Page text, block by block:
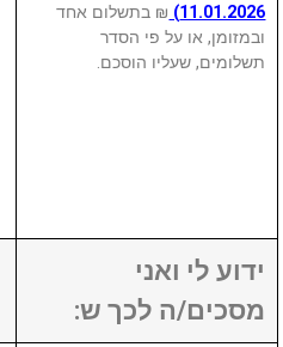
11.01.2026)
₪ בתשלום אחד
ובמזומן, או על פי הסדר
תשלומים, שעליו הוסכם.
ידוע לי ואני
מסכים/ה לכך ש: